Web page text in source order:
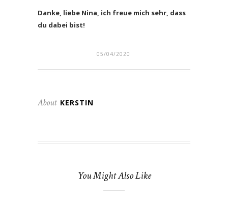
Danke, liebe Nina, ich freue mich sehr, dass
du dabei bist!
05/04/2020
About KERSTIN
You Might Also Like